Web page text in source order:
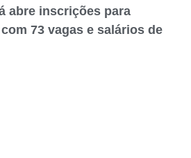
abre inscrições para
73 vagas e salários de